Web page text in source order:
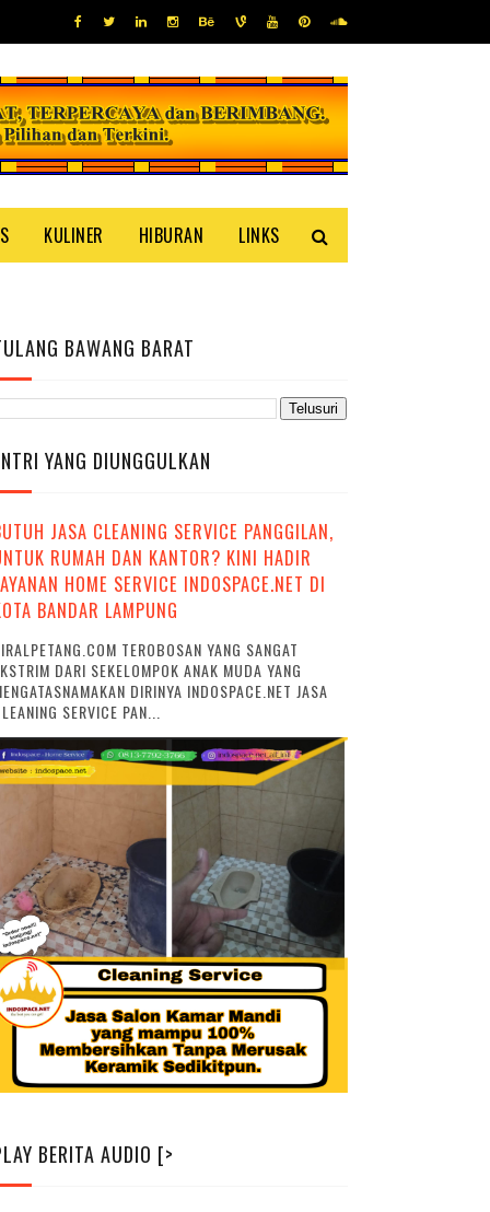
KULINER HIBURAN LINKS
BAWANG BARAT
YANG DIUNGGULKAN
JASA CLEANING SERVICE PANGGILAN,
RUMAH DAN KANTOR? KINI HADIR
HOME SERVICE INDOSPACE.NET DI
BANDAR LAMPUNG
TEROBOSAN YANG SANGAT
DARI SEKELOMPOK ANAK MUDA YANG
DIRINYA INDOSPACE.NET JASA
SERVICE PAN...
BERITA AUDIO [>